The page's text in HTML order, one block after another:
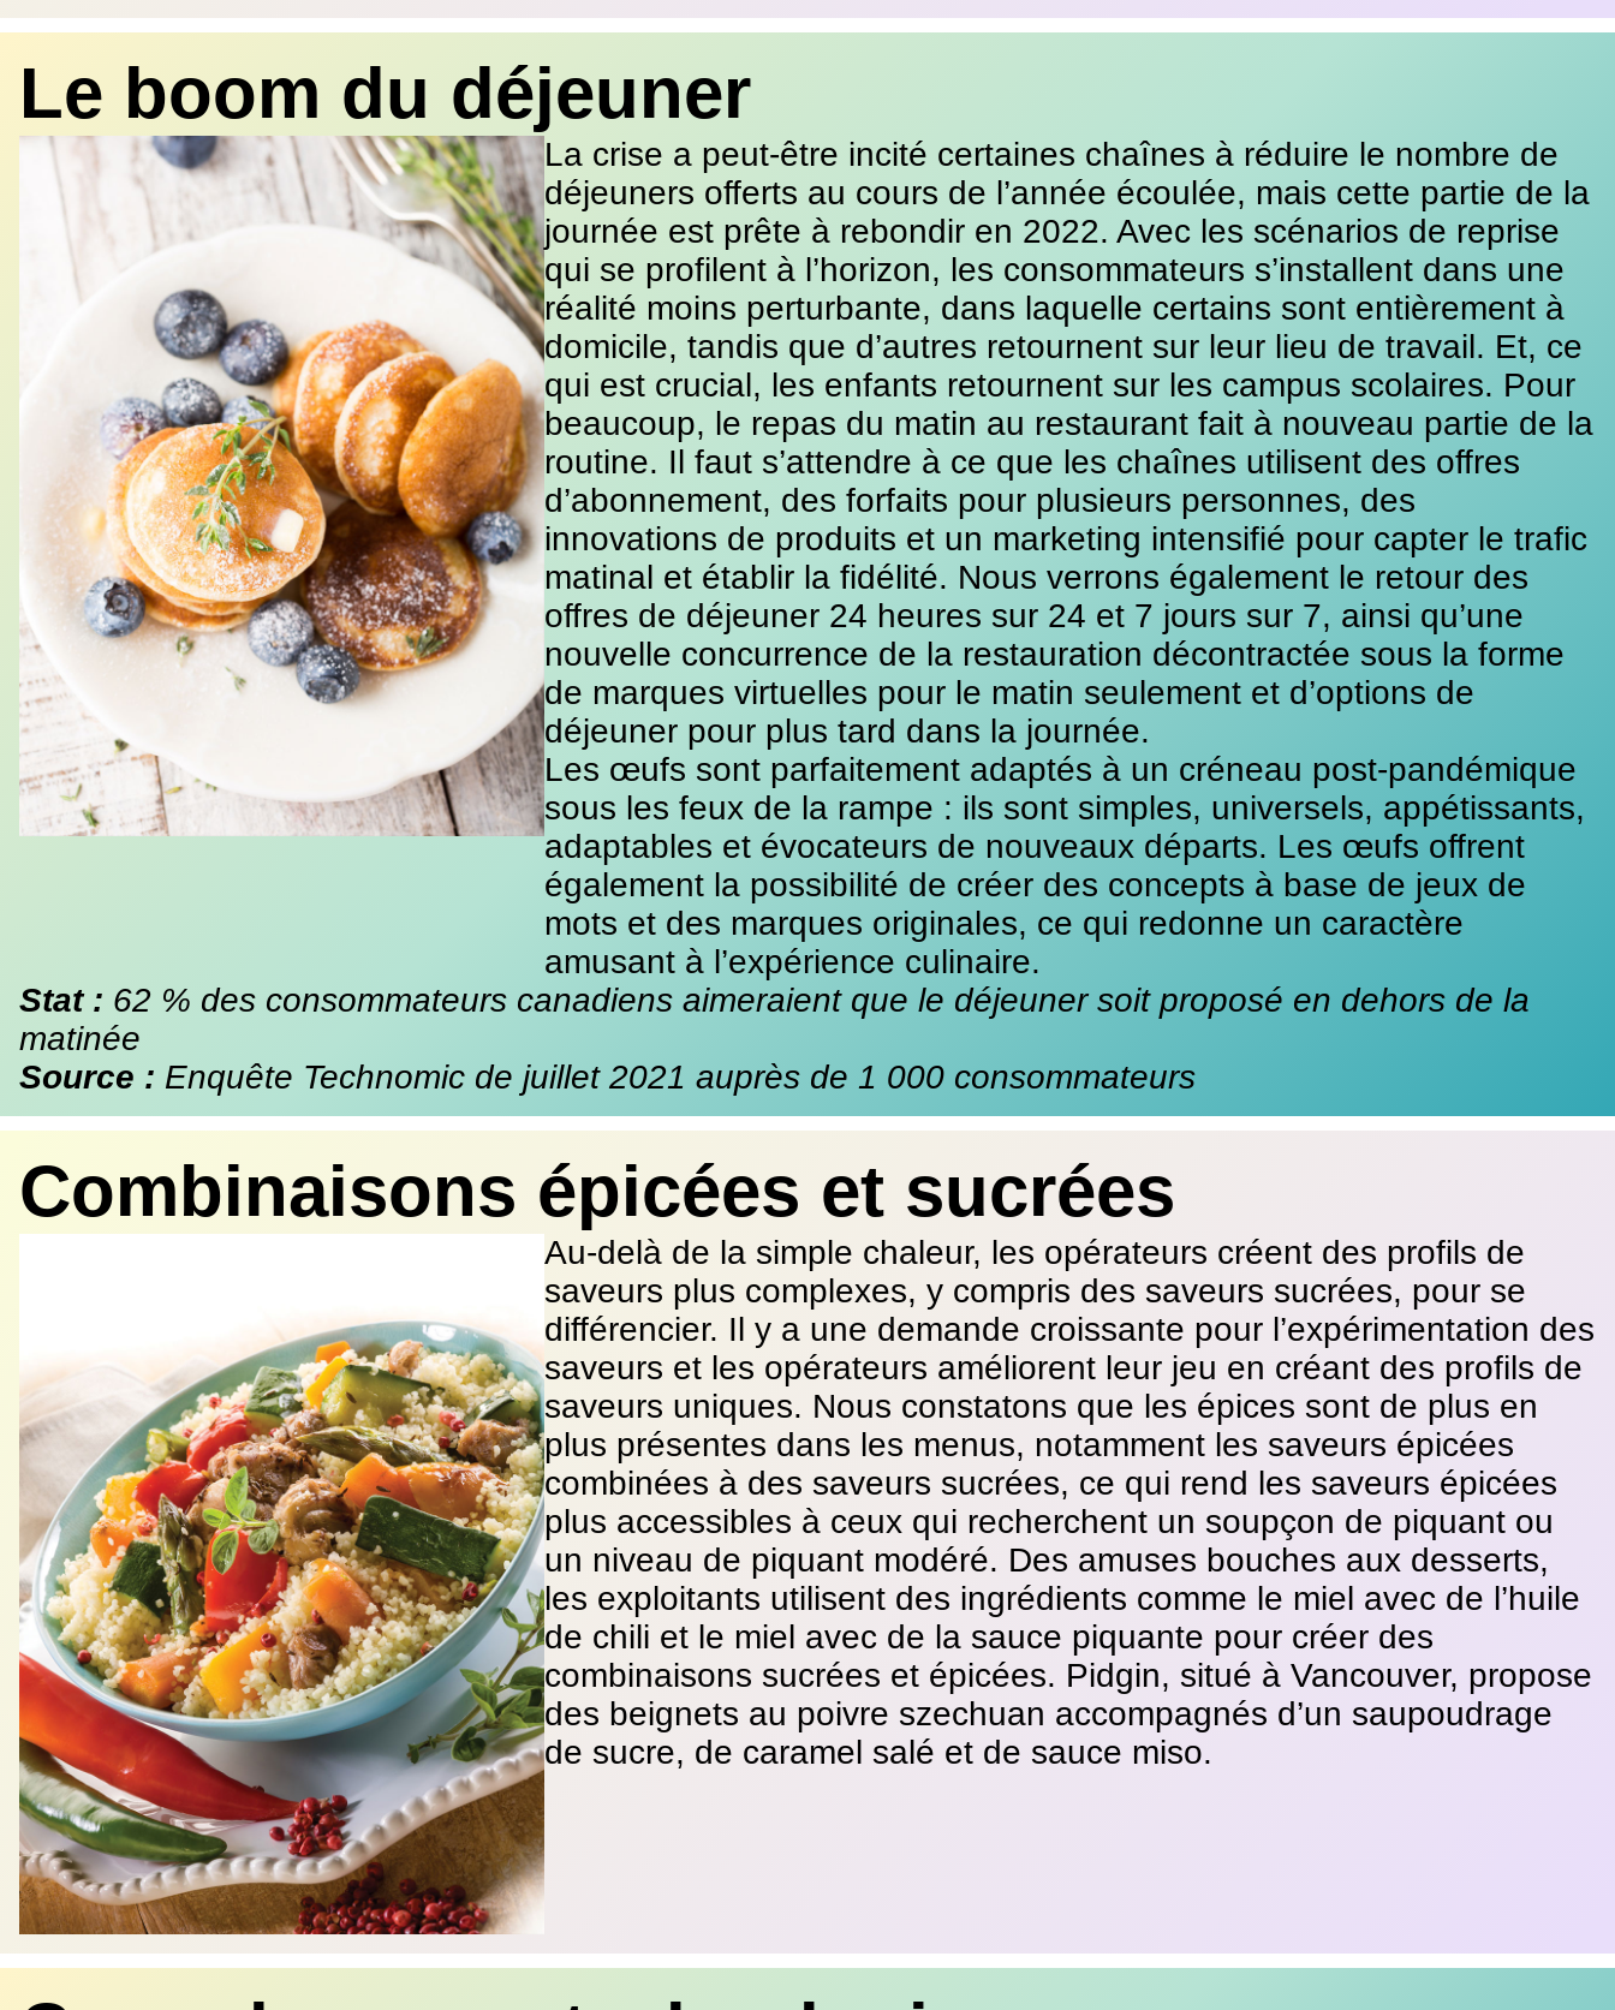
Le boom du déjeuner
La crise a peut-être incité certaines chaînes à réduire le nombre de
déjeuners offerts au cours de l’année écoulée, mais cette partie de la
journée est prête à rebondir en 2022. Avec les scénarios de reprise
qui se profilent à l’horizon, les consommateurs s’installent dans une
réalité moins perturbante, dans laquelle certains sont entièrement à
domicile, tandis que d’autres retournent sur leur lieu de travail. Et, ce
qui est crucial, les enfants retournent sur les campus scolaires. Pour
beaucoup, le repas du matin au restaurant fait à nouveau partie de la
routine. Il faut s’attendre à ce que les chaînes utilisent des offres
d’abonnement, des forfaits pour plusieurs personnes, des
innovations de produits et un marketing intensifié pour capter le trafic
matinal et établir la fidélité. Nous verrons également le retour des
offres de déjeuner 24 heures sur 24 et 7 jours sur 7, ainsi qu’une
nouvelle concurrence de la restauration décontractée sous la forme
de marques virtuelles pour le matin seulement et d’options de
déjeuner pour plus tard dans la journée.
Les œufs sont parfaitement adaptés à un créneau post-pandémique
sous les feux de la rampe : ils sont simples, universels, appétissants,
adaptables et évocateurs de nouveaux départs. Les œufs offrent
également la possibilité de créer des concepts à base de jeux de
mots et des marques originales, ce qui redonne un caractère
amusant à l’expérience culinaire.
Stat : 62 % des consommateurs canadiens aimeraient que le déjeuner soit proposé en dehors de la
matinée
Source : Enquête Technomic de juillet 2021 auprès de 1 000 consommateurs
Combinaisons épicées et sucrées
Au-delà de la simple chaleur, les opérateurs créent des profils de
saveurs plus complexes, y compris des saveurs sucrées, pour se
différencier. Il y a une demande croissante pour l’expérimentation des
saveurs et les opérateurs améliorent leur jeu en créant des profils de
saveurs uniques. Nous constatons que les épices sont de plus en
plus présentes dans les menus, notamment les saveurs épicées
combinées à des saveurs sucrées, ce qui rend les saveurs épicées
plus accessibles à ceux qui recherchent un soupçon de piquant ou
un niveau de piquant modéré. Des amuses bouches aux desserts,
les exploitants utilisent des ingrédients comme le miel avec de l’huile
de chili et le miel avec de la sauce piquante pour créer des
combinaisons sucrées et épicées. Pidgin, situé à Vancouver, propose
des beignets au poivre szechuan accompagnés d’un saupoudrage
de sucre, de caramel salé et de sauce miso.